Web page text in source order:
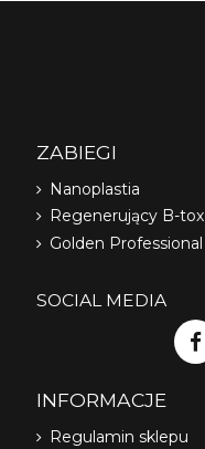
ZABIEGI
Nanoplastia
Regenerujący B-tox
Golden Professional
SOCIAL MEDIA
INFORMACJE
Regulamin sklepu